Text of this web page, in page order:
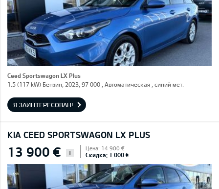
Ceed Sportswagon LX Plus
1.5 (117 kW) Бензин, 2023, 97 000 , Автоматическая , синий мет.
Я ЗАИНТЕРЕСОВАН!
KIA CEED SPORTSWAGON LX PLUS
13 900 € i
Цена: 14 900 €
Скидка: 1 000 €